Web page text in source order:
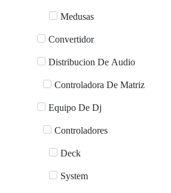
Medusas
Convertidor
Distribucion De Audio
Controladora De Matriz
Equipo De Dj
Controladores
Deck
System